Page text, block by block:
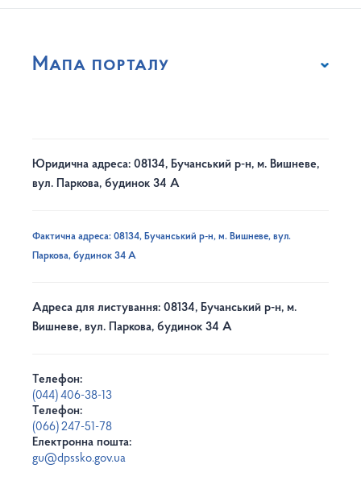
Мапа порталу
Юридична адреса: 08134, Бучанський р-н, м. Вишневе,
вул. Паркова, будинок 34 А
Фактична адреса: 08134, Бучанський р-н, м. Вишневе, вул.
Паркова, будинок 34 А
Адреса для листування: 08134, Бучанський р-н, м.
Вишневе, вул. Паркова, будинок 34 А
Телефон:
(044) 406-38-13
Телефон:
(066) 247-51-78
Електронна пошта:
gu@dpssko.gov.ua